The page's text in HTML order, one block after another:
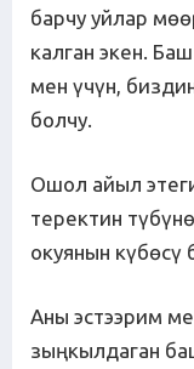
барчу уйлар
калган экен.
мен үчүн,
болчу.
Ошол айыл
теректин
окуянын күбөсү
Аны эстээрим
зыңкылдаган